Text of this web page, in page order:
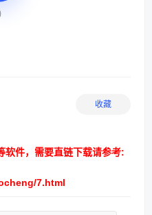
收藏
软件，需要直链下载请参考:
7.html